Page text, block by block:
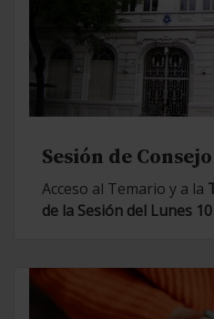
Sesión de
Acceso al Temario y a la
de la Sesión del Lunes